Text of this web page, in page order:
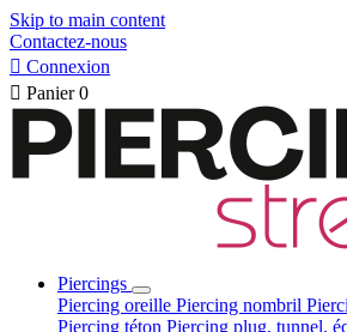
Skip to main content
Contactez-nous
 Connexion
 Panier 0
Piercings
Piercing oreille Piercing nombril
Piercing téton Piercing plug, tunnel,